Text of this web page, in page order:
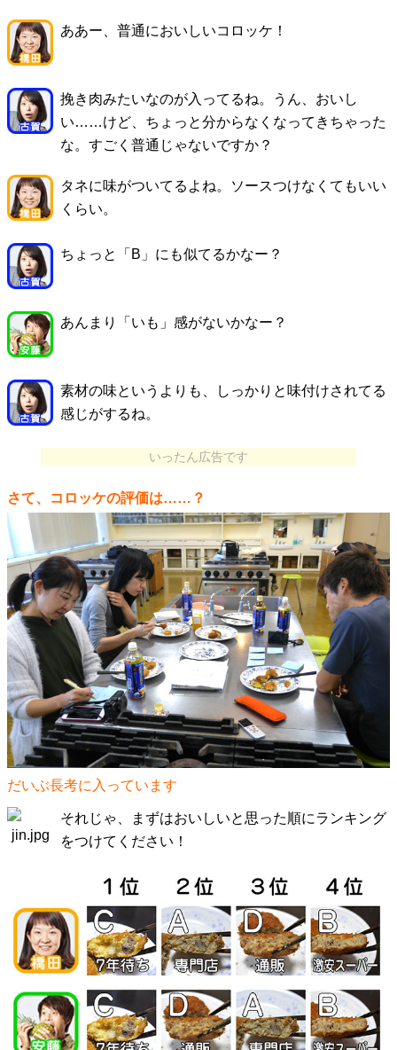
ああー、普通においしいコロッケ！
挽き肉みたいなのが入ってるね。うん、おいし
い……けど、ちょっと分からなくなってきちゃった
な。すごく普通じゃないですか？
タネに味がついてるよね。ソースつけなくてもいい
くらい。
ちょっと「B」にも似てるかなー？
あんまり「いも」感がないかなー？
素材の味というよりも、しっかりと味付けされてる
感じがするね。
いったん広告です
さて、コロッケの評価は……？
だいぶ長考に入っています
それじゃ、まずはおいしいと思った順にランキング
をつけてください！